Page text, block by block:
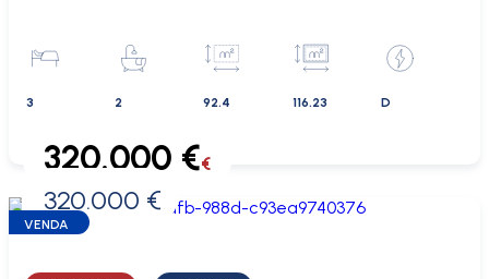
3 2 92.4 116.23 D
0 €
320.000 €€
320.000 €
VENDA